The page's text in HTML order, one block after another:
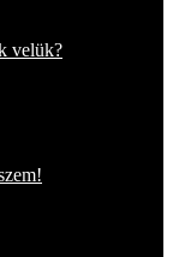
velük?